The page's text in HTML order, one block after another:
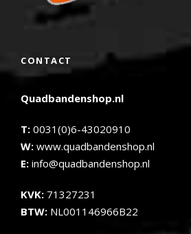
CONTACT
Quadbandenshop.nl
T: 0031(0)6-43020910
W: www.quadbandenshop.nl
E: info@quadbandenshop.nl
KVK: 71327231
BTW: NL001146966B22